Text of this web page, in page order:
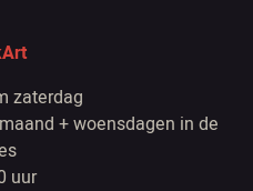
zaterdag
+ woensdagen in de
uur